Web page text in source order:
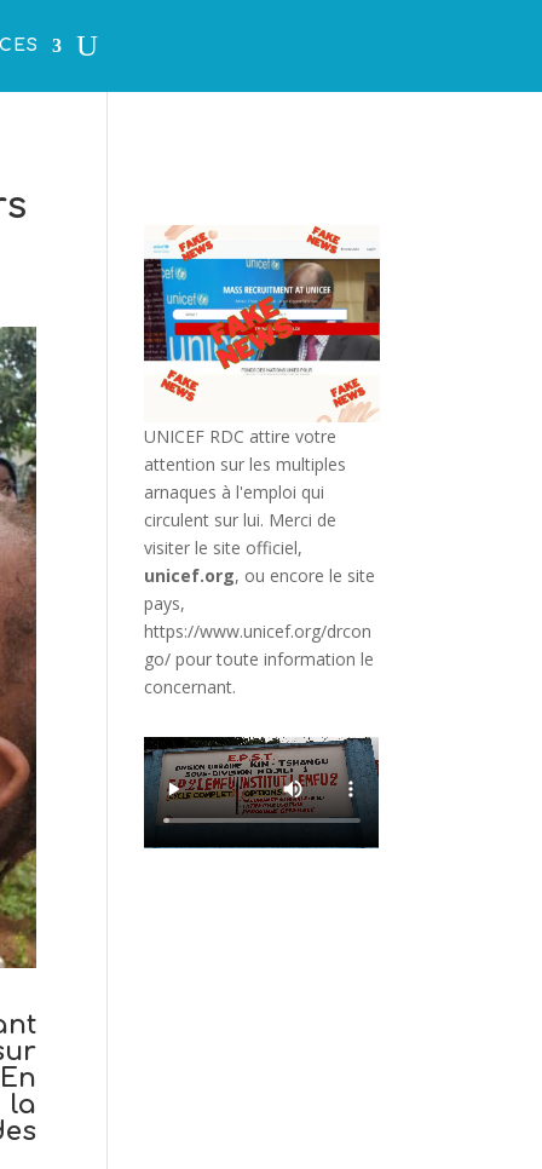
la
UNICEF RDC attire votre
attention sur les multiples
arnaques à l'emploi qui
circulent sur lui. Merci de
visiter le site officiel,
unicef.org, ou encore le site
pays,
https://www.unicef.org/drcon
go/ pour toute information le
concernant.